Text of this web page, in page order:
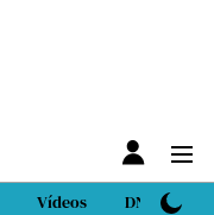
Vídeos DN Sport